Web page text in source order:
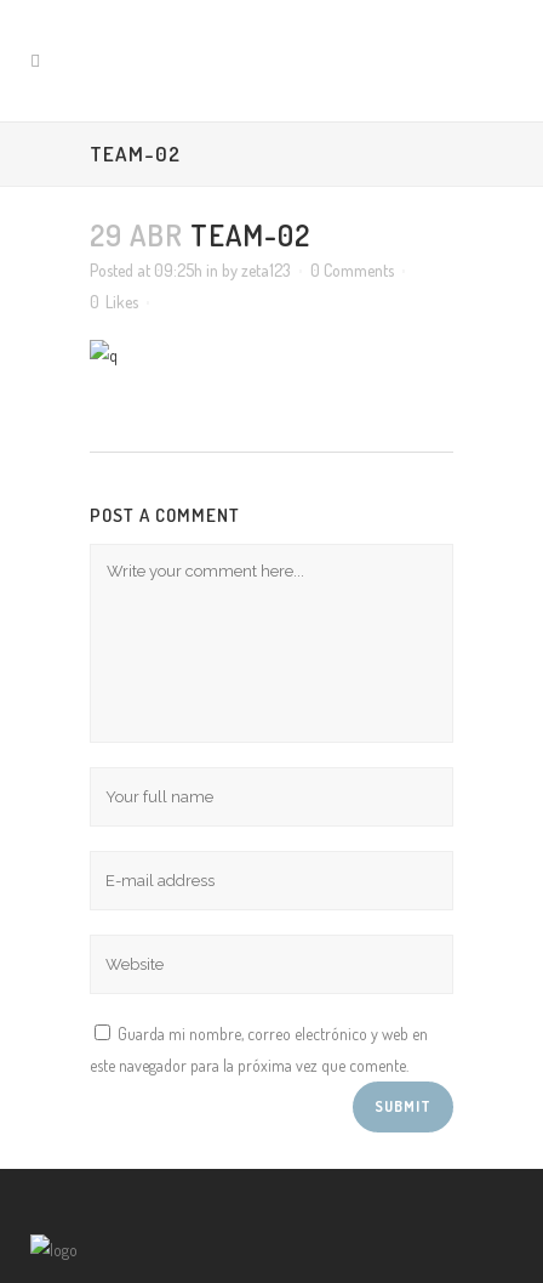
TEAM-02
29 ABR TEAM-02
Posted at 09:25h in byzeta123
0 Comments
0 Likes
POST A COMMENT
Guarda mi nombre, correo electrónico y web en
este navegador para la próxima vez que comente.